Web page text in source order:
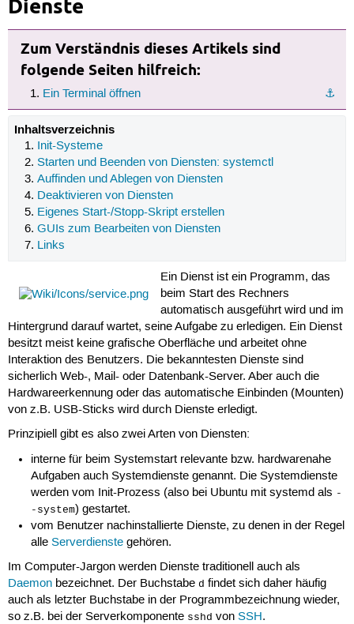
Dienste
Zum Verständnis dieses Artikels sind
folgende Seiten hilfreich:
⚓︎
Ein Terminal öffnen
Inhaltsverzeichnis
Init-Systeme
Starten und Beenden von Diensten: systemctl
Auffinden und Ablegen von Diensten
Deaktivieren von Diensten
Eigenes Start-/Stopp-Skript erstellen
GUIs zum Bearbeiten von Diensten
Links
Ein Dienst ist ein Programm, das
beim Start des Rechners
automatisch ausgeführt wird und im
Hintergrund darauf wartet, seine Aufgabe zu erledigen. Ein Dienst
besitzt meist keine grafische Oberfläche und arbeitet ohne
Interaktion des Benutzers. Die bekanntesten Dienste sind
sicherlich Web-, Mail- oder Datenbank-Server. Aber auch die
Hardwareerkennung oder das automatische Einbinden (Mounten)
von z.B. USB-Sticks wird durch Dienste erledigt.
Prinzipiell gibt es also zwei Arten von Diensten:
interne für beim Systemstart relevante bzw. hardwarenahe
Aufgaben auch Systemdienste genannt. Die Systemdienste
werden vom Init-Prozess (also bei Ubuntu mit systemd als -
-system) gestartet.
vom Benutzer nachinstallierte Dienste, zu denen in der Regel
alleServerdienste gehören.
Im Computer-Jargon werden Dienste traditionell auch als
Daemonbezeichnet. Der Buchstabe d findet sich daher häufig
auch als letzter Buchstabe in der Programmbezeichnung wieder,
so z.B. bei der Serverkomponente sshd von SSH.